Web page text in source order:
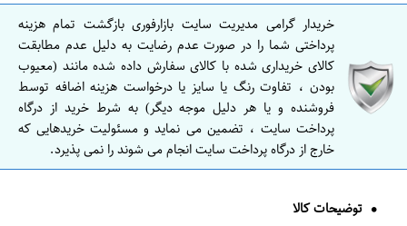
خریدار گرامی مدیریت سایت بازارفوری بازگشت تمام هزینه
پرداختی شما را در صورت عدم رضایت به دلیل عدم مطابقت
کالای خریداری شده با کالای سفارش داده شده مانند (معیوب
بودن ، تفاوت رنگ یا سایز یا درخواست هزینه اضافه توسط
فروشنده و یا هر دلیل موجه دیگر) به شرط خرید از درگاه
پرداخت سایت ، تضمین می نماید و مسئولیت خریدهایی که
خارج از درگاه پرداخت سایت انجام می شوند را نمی پذیرد.
توضیحات کالا